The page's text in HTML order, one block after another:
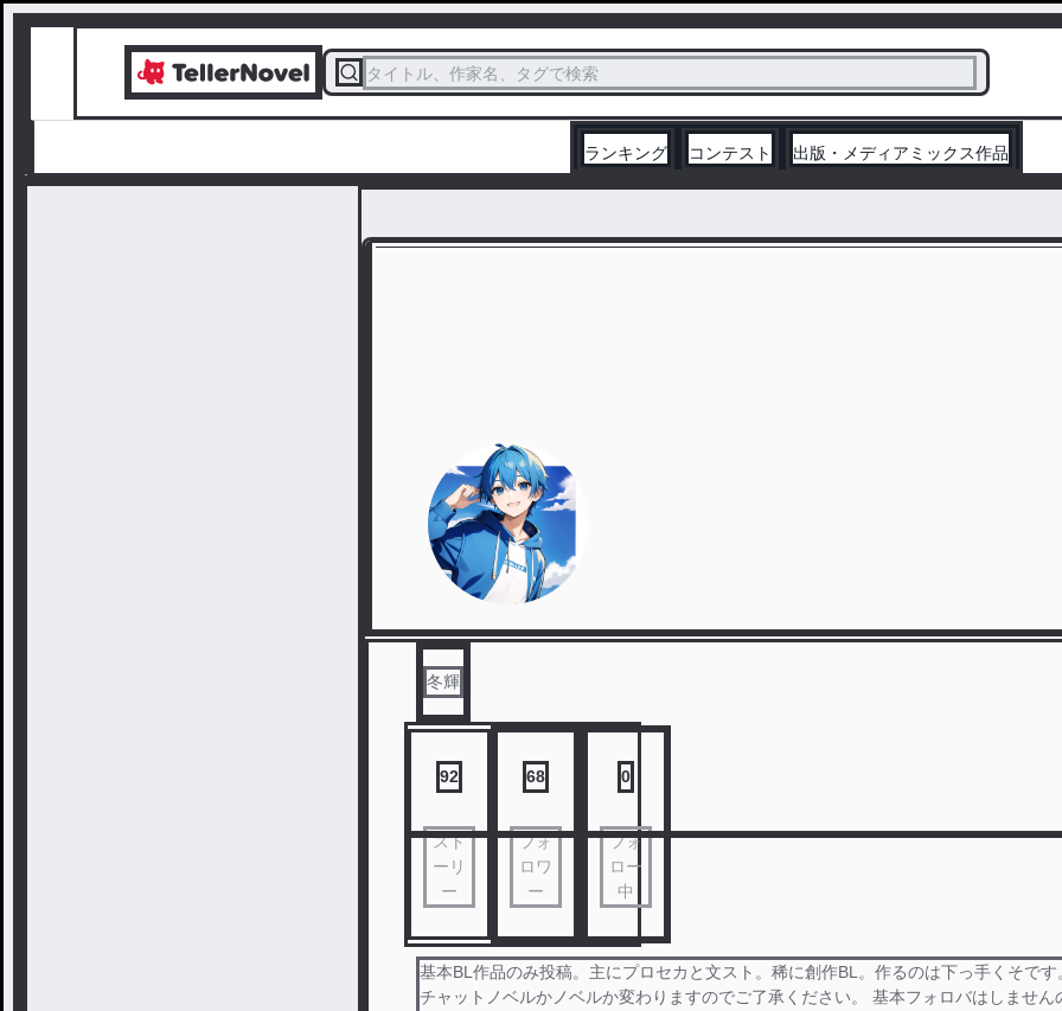
タイトル、作家名、タグで検索
ランキング コンテスト 出版・メディアミックス作品
冬輝
92
スト
ーリ
ー
68
フォ
ロワ
ー
0
フォ
ロー
中
基本BL作品のみ投稿。主にプロセカと文スト。稀に創作BL。作るのは下っ手くそで
チャットノベルかノベルか変わりますのでご了承ください。 基本フォロバはしません